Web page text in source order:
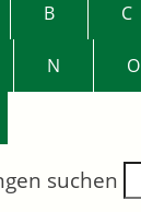
B C
N O
suchen